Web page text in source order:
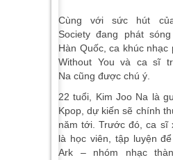
Cùng với sức hút
Society đang phát
Hàn Quốc, ca khúc nhạc
Without You và ca sĩ
Na cũng được chú ý.
22 tuổi, Kim Joo Na là
Kpop, dự kiến sẽ chính
năm tới. Trước đó, ca sĩ
là học viên, tập luyện
Ark – nhóm nhạc